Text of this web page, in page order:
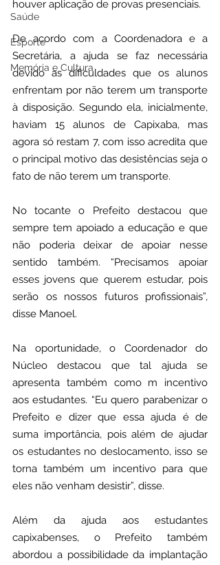
Saúde
Esporte
Memória e Cultura
houver aplicação de provas presenciais.
De acordo com a Coordenadora e a
Secretária, a ajuda se faz necessária
devido as dificuldades que os alunos
enfrentam por não terem um transporte
à disposição. Segundo ela, inicialmente,
haviam 15 alunos de Capixaba, mas
agora só restam 7, com isso acredita que
o principal motivo das desistências seja o
fato de não terem um transporte.
No tocante o Prefeito destacou que
sempre tem apoiado a educação e que
não poderia deixar de apoiar nesse
sentido também. “Precisamos apoiar
esses jovens que querem estudar, pois
serão os nossos futuros profissionais”,
disse Manoel.
Na oportunidade, o Coordenador do
Núcleo destacou que tal ajuda se
apresenta também como m incentivo
aos estudantes. “Eu quero parabenizar o
Prefeito e dizer que essa ajuda é de
suma importância, pois além de ajudar
os estudantes no deslocamento, isso se
torna também um incentivo para que
eles não venham desistir”, disse.
Além da ajuda aos estudantes
capixabenses, o Prefeito também
abordou a possibilidade da implantação